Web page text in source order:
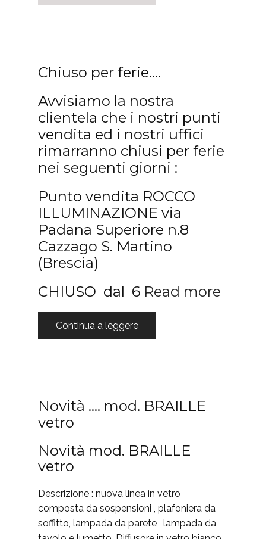
Chiuso per ferie….
Avvisiamo la nostra
clientela che i nostri punti
vendita ed i nostri uffici
rimarranno chiusi per ferie
nei seguenti giorni :
Punto vendita ROCCO
ILLUMINAZIONE via
Padana Superiore n.8
Cazzago S. Martino
(Brescia)
CHIUSO dal 6 Read more
Continua a leggere
Novità …. mod. BRAILLE
vetro
Novità mod. BRAILLE
vetro
Descrizione : nuova linea in vetro
composta da sospensioni , plafoniera da
soffitto, lampada da parete , lampada da